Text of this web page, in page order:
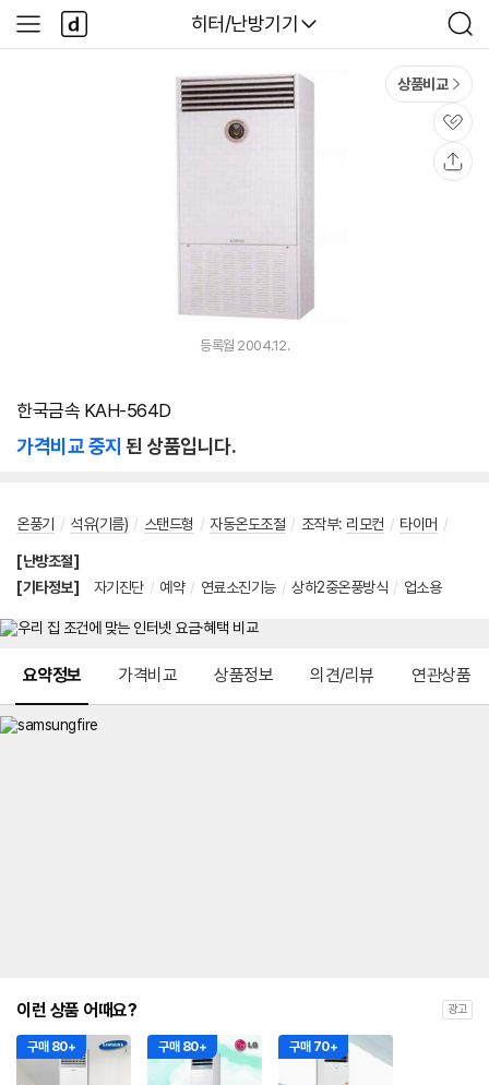
다나와
히터/난방기기
검
색
사
이
다
나
와
상품비교
관
심
등록월 2004.12.
한국금속 KAH-564D
가격비교 중지 된 상품입니다.
온풍기 / 석유(기름) / 스탠드형 / 자동온도조절 / 조작부: 리모컨 / 타이머 /
[난방조절]
[기타정보]
자기진단 / 예약 / 연료소진기능 / 상하2중온풍방식 / 업소용
요약정보 가격비교 상품정보 의견/리뷰 연관상품
이런 상품 어때요? 광고
구매 80+ 구매 80+ 구매 70+